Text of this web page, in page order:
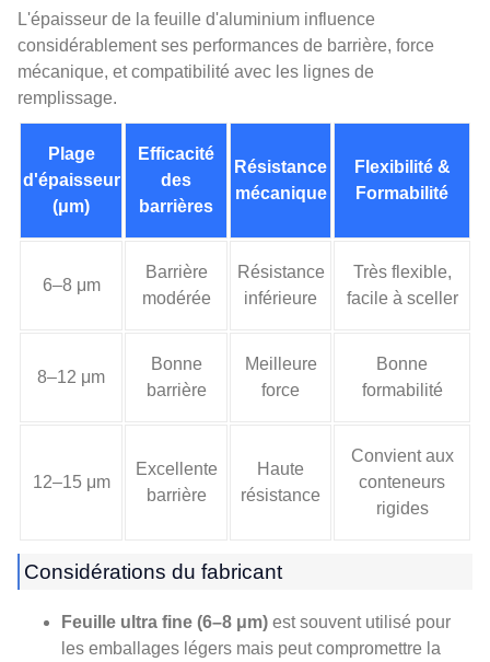
L'épaisseur de la feuille d'aluminium influence
considérablement ses performances de barrière, force
mécanique, et compatibilité avec les lignes de
remplissage.
Plage
d'épaisseur
(μm)
Efficacité
des
barrières
Résistance
mécanique
Flexibilité &
Formabilité
6–8 μm
Barrière
modérée
Résistance
inférieure
Très flexible,
facile à sceller
8–12 μm
Bonne
barrière
Meilleure
force
Bonne
formabilité
12–15 μm
Excellente
barrière
Haute
résistance
Convient aux
conteneurs
rigides
Considérations du fabricant
Feuille ultra fine (6–8 μm) est souvent utilisé pour
les emballages légers mais peut compromettre la